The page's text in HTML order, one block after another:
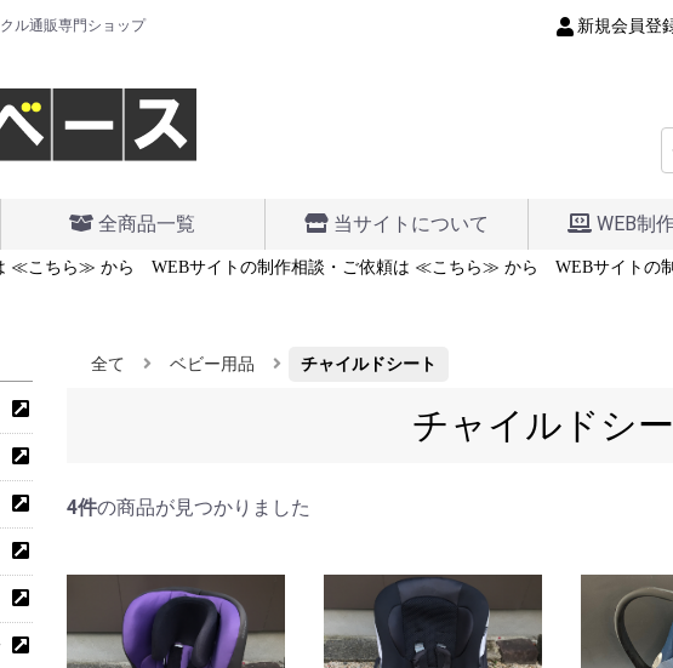
ル通販専門ショップ 新規会員登
全商品一覧 当サイトについて WEB制
≪こちら≫ から WEBサイトの制作相談・ご依頼は ≪こちら≫ から WEBサイトの
全て ベビー用品 チャイルドシート
チャイルドシ
4件の商品が見つかりました